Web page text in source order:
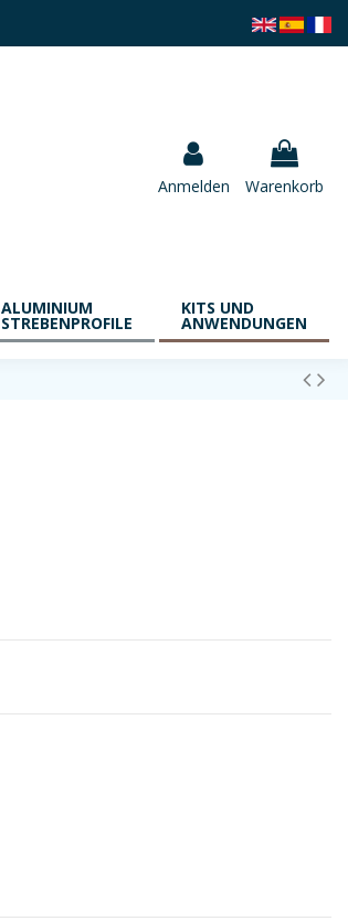
Anmelden Warenkorb
ALUMINIUM
STREBENPROFILE
KITS UND
ANWENDUNGEN